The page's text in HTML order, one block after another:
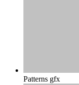
Patterns gfx